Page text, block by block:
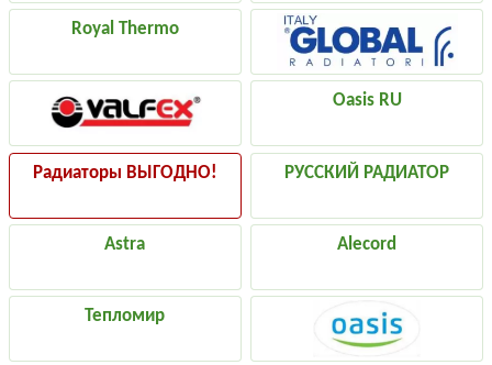
Royal Thermo
Oasis RU
Радиаторы ВЫГОДНО! РУССКИЙ РАДИАТОР
Astra Alecord
Тепломир